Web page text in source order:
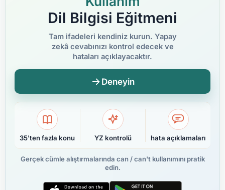
Dil Bilgisi Eğitmeni
Tam ifadeleri kendiniz kurun. Yapay
zekâ cevabınızı kontrol edecek ve
hataları açıklayacaktır.
Deneyin
35'ten fazla konu YZ kontrolü hata açıklamaları
Gerçek cümle alıştırmalarında can / can't kullanımını pratik
edin.